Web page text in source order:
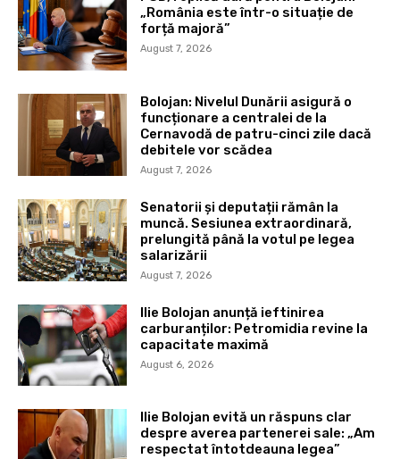
„România este într-o situație de
forță majoră”
August 7, 2026
Bolojan: Nivelul Dunării asigură o
funcționare a centralei de la
Cernavodă de patru-cinci zile dacă
debitele vor scădea
August 7, 2026
Senatorii și deputații rămân la
muncă. Sesiunea extraordinară,
prelungită până la votul pe legea
salarizării
August 7, 2026
Ilie Bolojan anunță ieftinirea
carburanților: Petromidia revine la
capacitate maximă
August 6, 2026
Ilie Bolojan evită un răspuns clar
despre averea partenerei sale: „Am
respectat întotdeauna legea”